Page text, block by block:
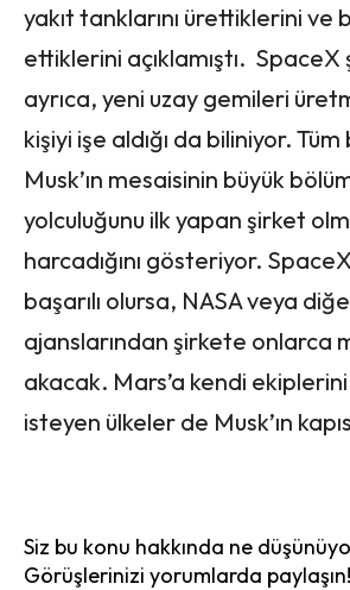
yakıt tanklarını ürettiklerini ve
ettiklerini açıklamıştı. SpaceX
ayrıca, yeni uzay gemileri
kişiyi işe aldığı da biliniyor.
Musk’ın mesaisinin büyük
yolculuğunu ilk yapan şirket
harcadığını gösteriyor.
başarılı olursa, NASA veya
ajanslarından şirkete onlarca
akacak. Mars’a kendi
isteyen ülkeler de Musk’ın
Siz bu konu hakkında ne
Görüşlerinizi yorumlarda paylaşın!